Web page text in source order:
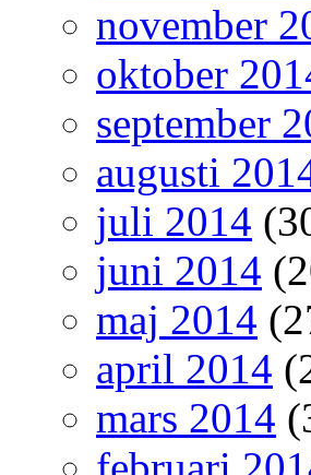
november
oktober
september
augusti
juli 2014
juni 2014
maj 2014
april 2014
mars 2014